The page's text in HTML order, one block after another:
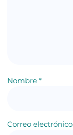
Nombre *
Correo electrónico